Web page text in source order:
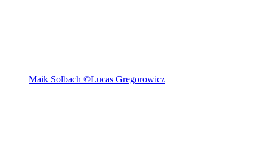
Maik Solbach ©Lucas Gregorowicz